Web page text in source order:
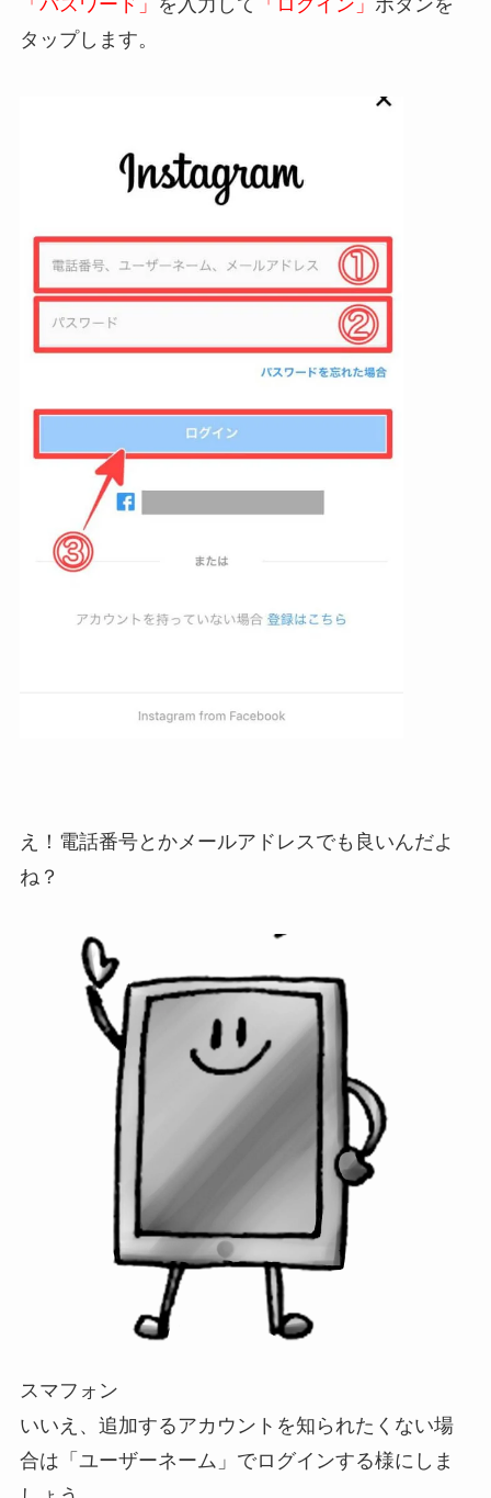
タップします。
え！電話番号とかメールアドレスでも良いんだよ
ね？
スマフォン
いいえ、追加するアカウントを知られたくない場
合は「ユーザーネーム」でログインする様にしま